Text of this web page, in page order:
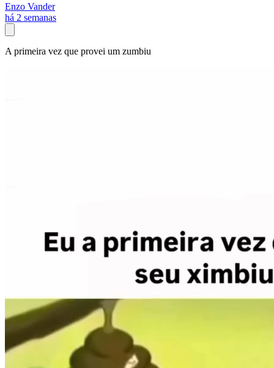
Enzo Vander
há 2 semanas
A primeira vez que provei um zumbiu